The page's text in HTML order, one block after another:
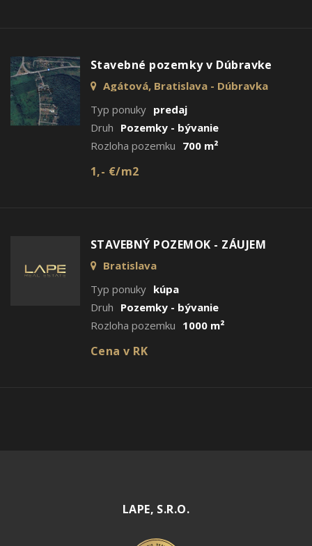
Stavebné pozemky v Dúbravke
Agátová, Bratislava - Dúbravka
Typ ponuky predaj
Druh Pozemky - bývanie
Rozloha pozemku 700 m²
1,- €/m2
STAVEBNÝ POZEMOK - ZÁUJEM
Bratislava
Typ ponuky kúpa
Druh Pozemky - bývanie
Rozloha pozemku 1000 m²
Cena v RK
LAPE, S.R.O.